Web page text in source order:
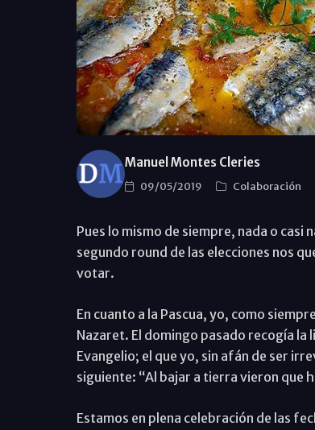
Manuel Montes Cleries
09/05/2019 Colaboración
Pues lo mismo de siempre, nada o casi
segundo round de las elecciones nos
votar.
En cuanto a la Pascua, yo, como
Nazaret. El domingo pasado recogía la
Evangelio; el que yo, sin afán de ser
siguiente: “Al bajar a tierra vieron que
Estamos en plena celebración de las